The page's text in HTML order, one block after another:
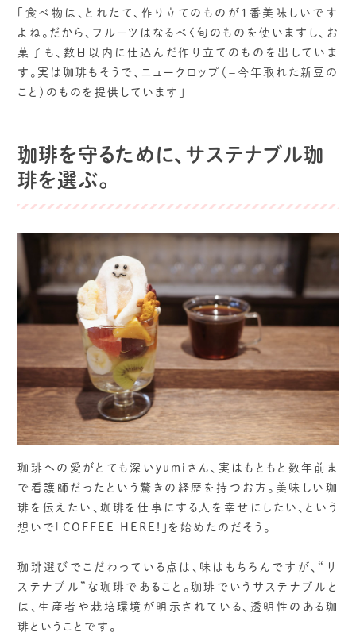
「食べ物は、とれたて、作り立てのものが1番美味しいです
よね。だから、フルーツはなるべく旬のものを使いますし、お
菓子も、数日以内に仕込んだ作り立てのものを出していま
す。実は珈琲もそうで、ニュークロップ（＝今年取れた新豆の
こと）のものを提供しています」
珈琲を守るために、サステナブル珈
琲を選ぶ。
珈琲への愛がとても深いyumiさん、実はもともと数年前ま
で看護師だったという驚きの経歴を持つお方。美味しい珈
琲を伝えたい、珈琲を仕事にする人を幸せにしたい、という
想いで「COFFEE HERE!」を始めたのだそう。
珈琲選びでこだわっている点は、味はもちろんですが、“サ
ステナブル”な珈琲であること。珈琲でいうサステナブルと
は、生産者や栽培環境が明示されている、透明性のある珈
琲ということです。